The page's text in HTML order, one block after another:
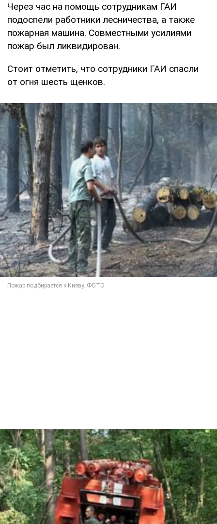
Через час на помощь сотрудникам ГАИ
подоспели работники лесничества, а также
пожарная машина. Совместными усилиями
пожар был ликвидирован.
Стоит отметить, что сотрудники ГАИ спасли
от огня шесть щенков.